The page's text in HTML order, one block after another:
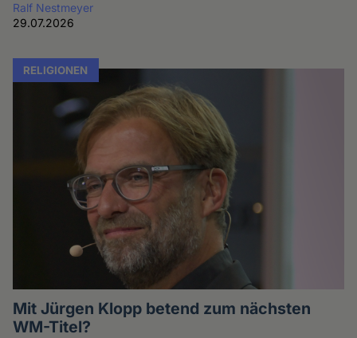
Ralf Nestmeyer
29.07.2026
RELIGIONEN
Mit Jürgen Klopp betend zum nächsten
WM-Titel?